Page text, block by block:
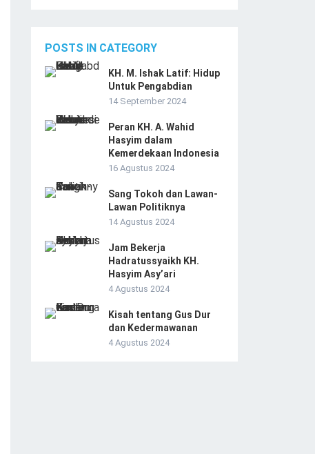
POSTS IN CATEGORY
KH. M. Ishak Latif: Hidup
Untuk Pengabdian
14 September 2024
Peran KH. A. Wahid
Hasyim dalam
Kemerdekaan Indonesia
16 Agustus 2024
Sang Tokoh dan Lawan-
Lawan Politiknya
14 Agustus 2024
Jam Bekerja
Hadratussyaikh KH.
Hasyim Asy’ari
4 Agustus 2024
Kisah tentang Gus Dur
dan Kedermawanan
4 Agustus 2024